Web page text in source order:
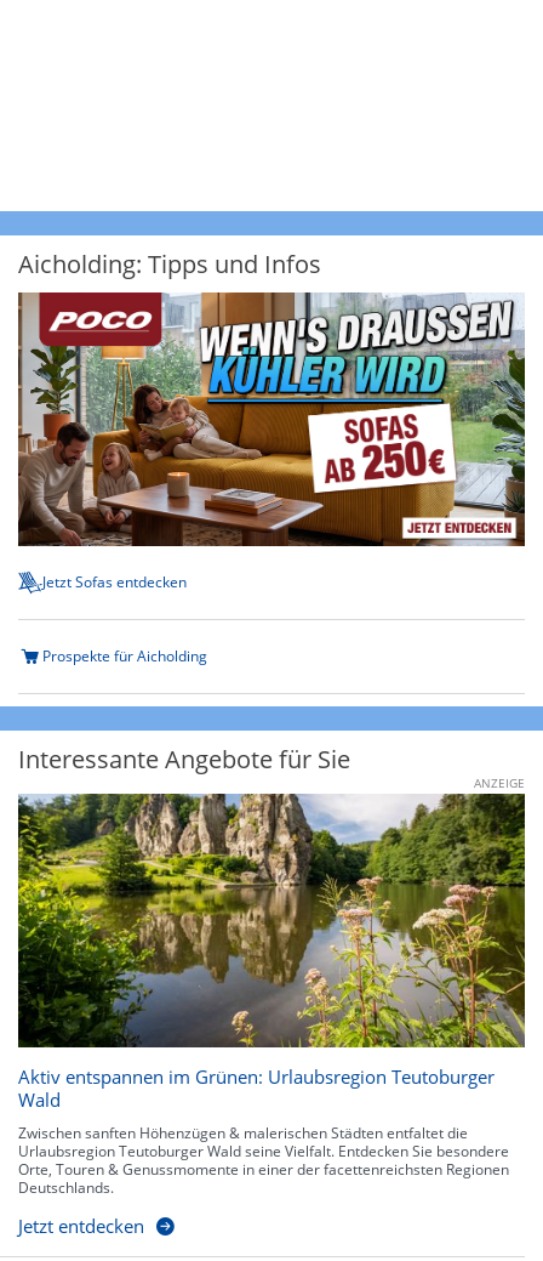
Aicholding: Tipps und Infos
Jetzt Sofas entdecken
Prospekte für Aicholding
Interessante Angebote für Sie
ANZEIGE
Aktiv entspannen im Grünen: Urlaubsregion Teutoburger
Wald
Zwischen sanften Höhenzügen & malerischen Städten entfaltet die
Urlaubsregion Teutoburger Wald seine Vielfalt. Entdecken Sie besondere
Orte, Touren & Genussmomente in einer der facettenreichsten Regionen
Deutschlands.
Jetzt entdecken